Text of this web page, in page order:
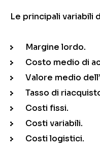
Le principali variabili
Margine lordo.
Costo medio di
Valore medio
Tasso di
Costi fissi.
Costi variabili.
Costi logistici.